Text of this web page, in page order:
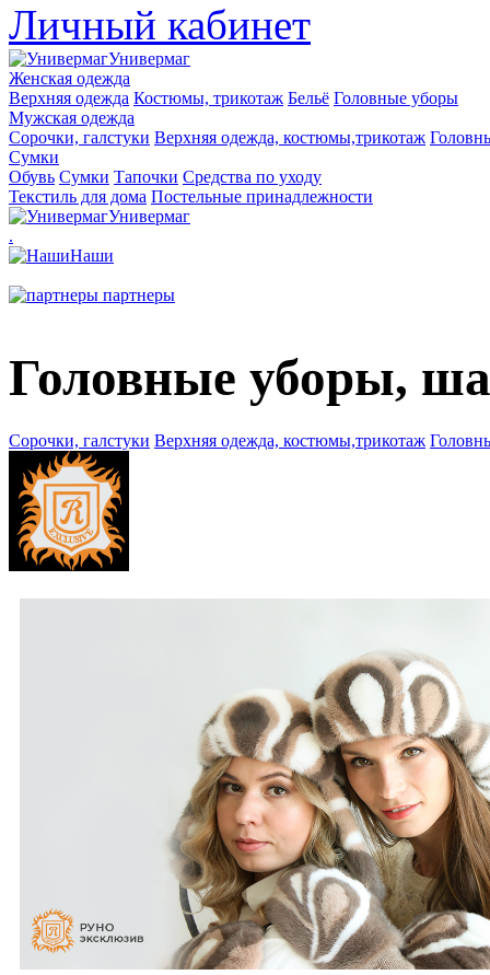
Личный кабинет
Универмаг
Женская одежда
Верхняя одежда Костюмы, трикотаж Бельё Головные уборы
Мужская одежда
Сорочки, галстуки Верхняя одежда, костюмы,трикотаж
Сумки
Обувь Сумки Тапочки Средства по уходу
Текстиль для дома Постельные принадлежности
Универмаг
.
Наши
партнеры
Головные уборы,
Сорочки, галстуки Верхняя одежда, костюмы,трикотаж